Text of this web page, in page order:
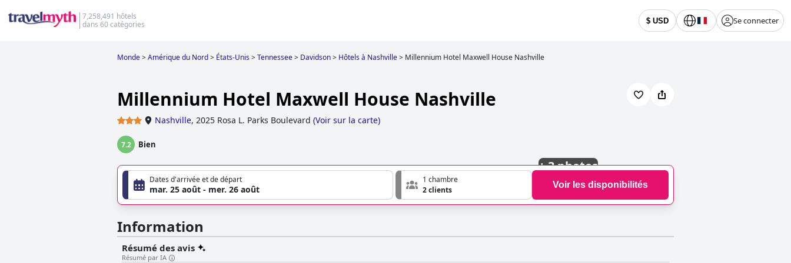
7,258,491 hôtels
dans 60 catégories
$ USD Se connecter
Monde>Amérique du Nord> États-Unis>Tennessee> Davidson> Hôtels à Nashville> Millennium Hotel Maxwell House Nashville
Millennium Hotel Maxwell House Nashville
Nashville, 2025 Rosa L. Parks Boulevard (Voir sur la carte)
7.2 Bien
+3 photos
Dates d'arrivée et de départ
mar. 25 août - mer. 26 août
1 chambre
2 clients
Voir les disponibilités
Information
Résumé des avis
Résumé par IA